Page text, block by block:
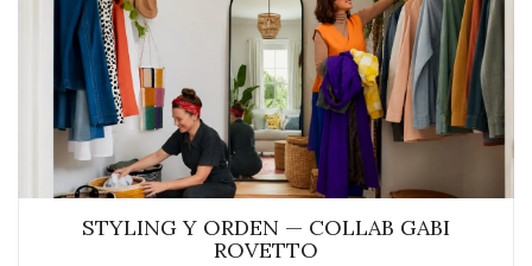
STYLING Y ORDEN — COLLAB GABI
ROVETTO